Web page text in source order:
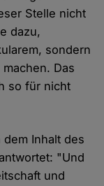
Stelle nicht
dazu,
sondern
Das
so für nicht
Inhalt des
"Und
und